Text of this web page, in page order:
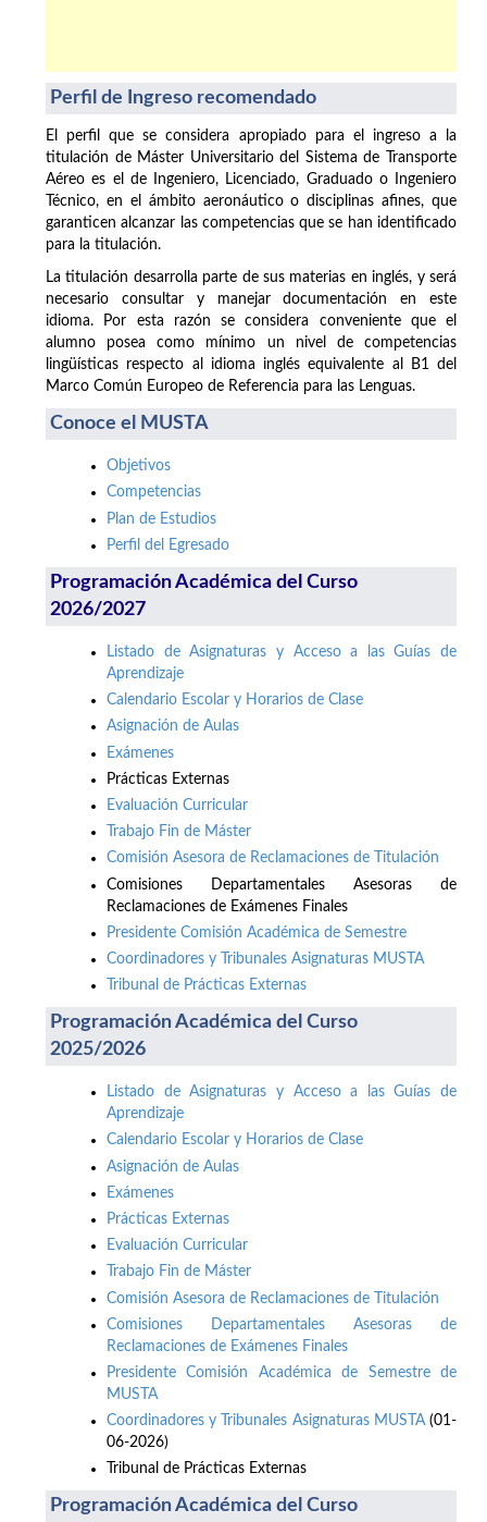
Perfil de Ingreso recomendado
El perfil que se considera apropiado para el ingreso a la
titulación de Máster Universitario del Sistema de Transporte
Aéreo es el de Ingeniero, Licenciado, Graduado o Ingeniero
Técnico, en el ámbito aeronáutico o disciplinas afines, que
garanticen alcanzar las competencias que se han identificado
para la titulación.
La titulación desarrolla parte de sus materias en inglés, y será
necesario consultar y manejar documentación en este
idioma. Por esta razón se considera conveniente que el
alumno posea como mínimo un nivel de competencias
lingüísticas respecto al idioma inglés equivalente al B1 del
Marco Común Europeo de Referencia para las Lenguas.
Conoce el MUSTA
Objetivos
Competencias
Plan de Estudios
Perfil del Egresado
Programación Académica del Curso
2026/2027
Listado de Asignaturas y Acceso a las Guías de
Aprendizaje
Calendario Escolar y Horarios de Clase
Asignación de Aulas
Exámenes
Prácticas Externas
Evaluación Curricular
Trabajo Fin de Máster
Comisión Asesora de Reclamaciones de Titulación
Comisiones Departamentales Asesoras de
Reclamaciones de Exámenes Finales
Presidente Comisión Académica de Semestre
Coordinadores y Tribunales Asignaturas MUSTA
Tribunal de Prácticas Externas
Programación Académica del Curso
2025/2026
Listado de Asignaturas y Acceso a las Guías de
Aprendizaje
Calendario Escolar y Horarios de Clase
Asignación de Aulas
Exámenes
Prácticas Externas
Evaluación Curricular
Trabajo Fin de Máster
Comisión Asesora de Reclamaciones de Titulación
Comisiones Departamentales Asesoras de
Reclamaciones de Exámenes Finales
Presidente Comisión Académica de Semestre de
MUSTA
Coordinadores y Tribunales Asignaturas MUSTA(01-
06-2026)
Tribunal de Prácticas Externas
Programación Académica del Curso